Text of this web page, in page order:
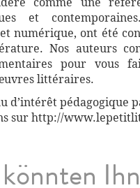
et
numérique, ont été
Nos auteurs
pour vous
littéraires.
d’intérêt pédagogique
sur http://